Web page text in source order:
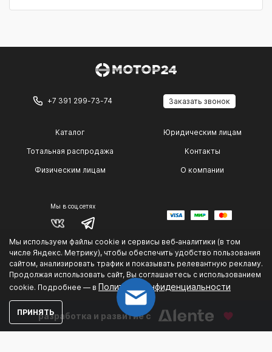
Мы используем файлы cookie и сервисы веб‑аналитики (в том
числе Яндекс. Метрику), чтобы обеспечить удобство пользования
сайтом, анализировать трафик и показывать релевантную рекламу.
Продолжая использовать сайт, Вы соглашаетесь с использованием
cookie. Подробнее — в Политике конфиденциальности
ПРИНЯТЬ
+7 391 299-73-74 Заказать звонок
Каталог
Тотальная распродажа
Физическим лицам
Юридическим лицам
Контакты
О компании
Мы в соц.сетях
Политика конфиденциальности © 2014 — 2026 г.
.
разработка и развитие с